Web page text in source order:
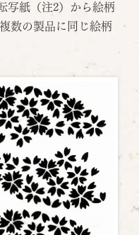
写紙（注2）から絵柄
数の製品に同じ絵柄